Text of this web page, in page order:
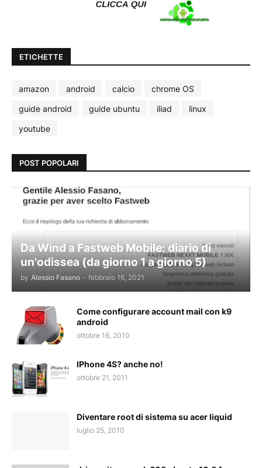
ETICHETTE
amazon android calcio
chrome OS
guide android
guide ubuntu iliad
linux
youtube
POST POPOLARI
Da Wind a Fastweb Mobile: diario di
un'odissea (da giorno 1 a giorno 5)
by Alessio Fasano - febbraio 16, 2021
Come configurare account mail con k9
android
ottobre 16, 2010
IPhone 4S? anche no!
ottobre 21, 2011
Diventare root di sistema su acer liquid
luglio 25, 2010